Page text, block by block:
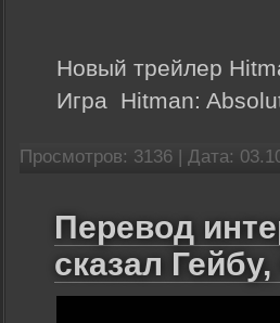
Новый трейлер
Игра Hitman:
Просмотров: 3136 | Дата:
Перевод
сказал